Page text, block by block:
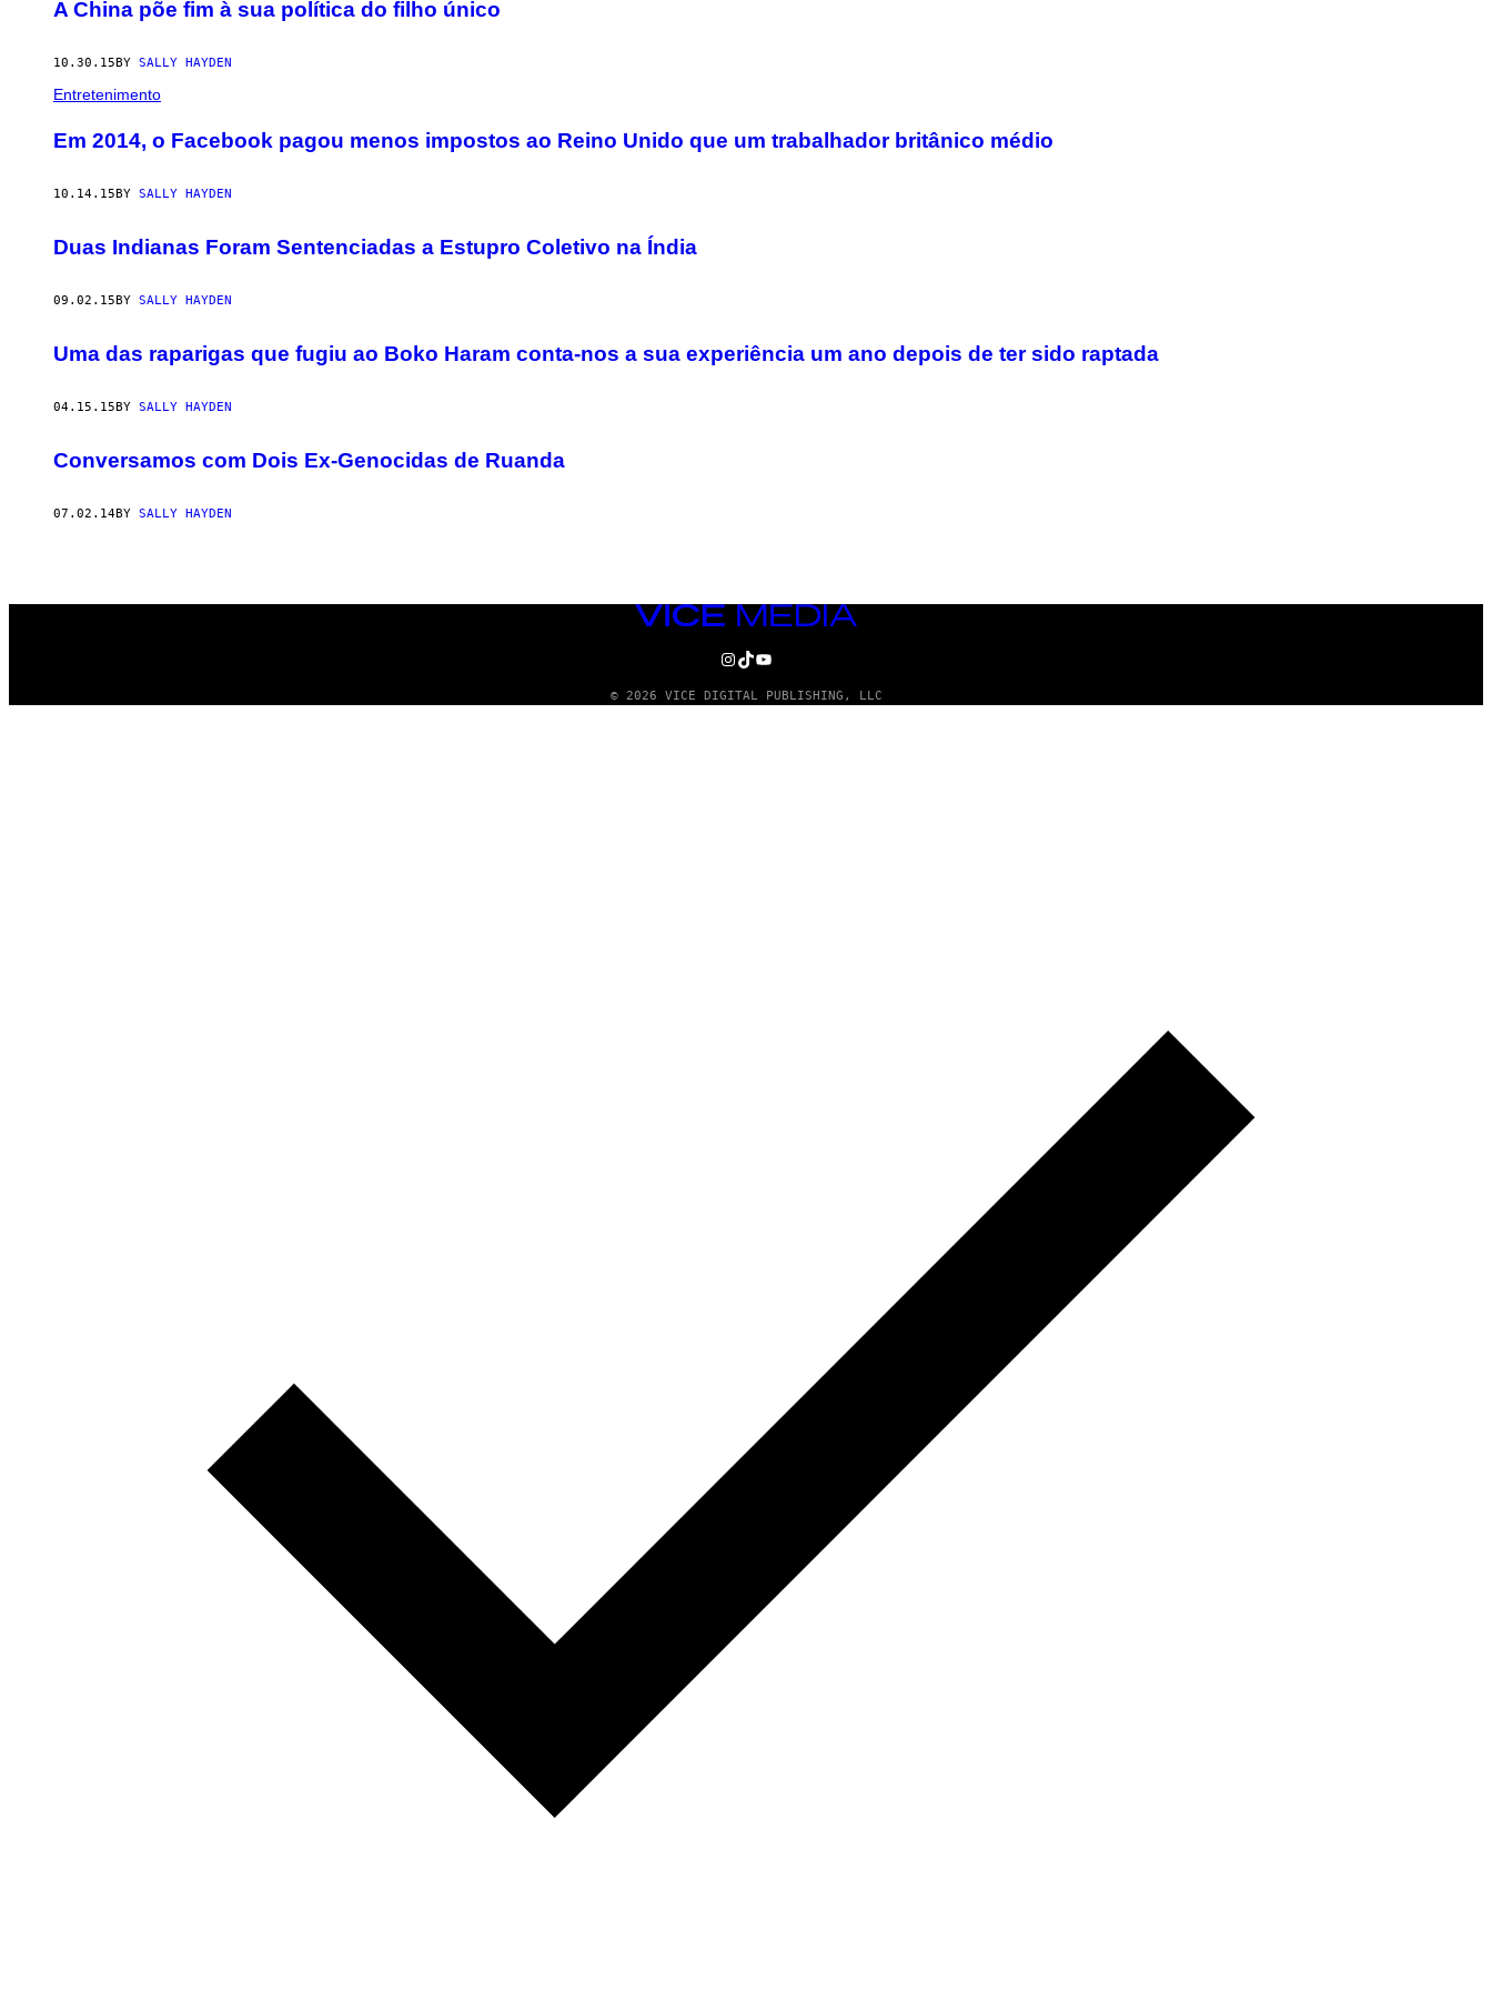
AUTHOR
A China põe fim à sua política do filho único
10.30.15 BY SALLY HAYDEN
Entretenimento
Em 2014, o Facebook pagou menos impostos ao Reino Unido que um trabalhador britânico médio
10.14.15 BY SALLY HAYDEN
Duas Indianas Foram Sentenciadas a Estupro Coletivo na Índia
09.02.15 BY SALLY HAYDEN
Uma das raparigas que fugiu ao Boko Haram conta-nos a sua experiência um ano depois de ter sido raptada
04.15.15 BY SALLY HAYDEN
Conversamos com Dois Ex-Genocidas de Ruanda
07.02.14BY SALLY HAYDEN
VICE
INSTAGRAM
TIKTOK
YOUTUBE
© 2026 VICE DIGITAL PUBLISHING, LLC